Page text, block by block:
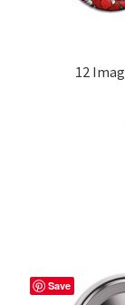
12
Save